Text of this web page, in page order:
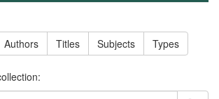
Authors Titles Subjects Types